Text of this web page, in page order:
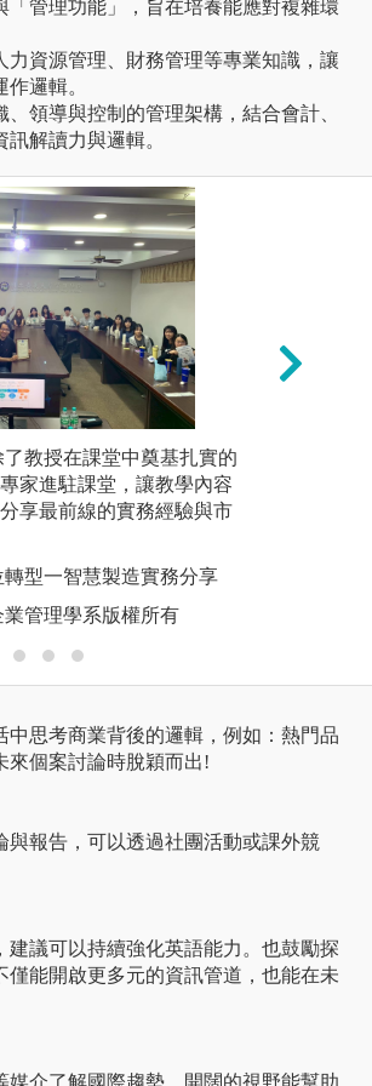
管理功能」，旨在培養能應對複雜環
力資源管理、財務管理等專業知識，讓
邏輯。
領導與控制的管理架構，結合會計、
解讀力與邏輯。
教授在課堂中奠基扎實的
家進駐課堂，讓教學內容
享最前線的實務經驗與市
型一智慧製造實務分享
管理學系版權所有
思考商業背後的邏輯，例如：熱門品
來個案討論時脫穎而出!
報告，可以透過社團活動或課外競
議可以持續強化英語能力。也鼓勵探
能開啟更多元的資訊管道，也能在未